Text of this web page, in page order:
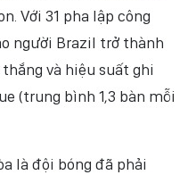
Với 31 pha lập công
người Brazil trở thành
và hiệu suất ghi
(trung bình 1,3 bàn mỗi
là đội bóng đã phải